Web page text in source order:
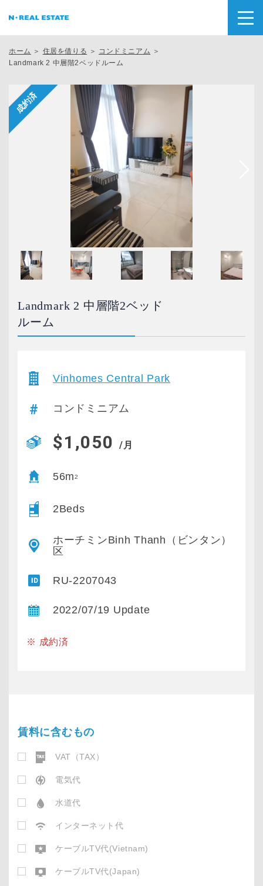
ホーム ＞ 住居を借りる ＞ コンドミニアム ＞
Landmark 2 中層階2ベッドルーム
Landmark 2 中層階2ベッド
ルーム
Vinhomes Central Park
コンドミニアム
$1,050 /月
56m2
2Beds
ホーチミンBinh Thanh（ビンタン）
区
RU-2207043
2022/07/19 Update
※ 成約済
賃料に含むもの
VAT（TAX）
電気代
水道代
インターネット代
ケーブルTV代(Vietnam)
ケーブルTV代(Japan)